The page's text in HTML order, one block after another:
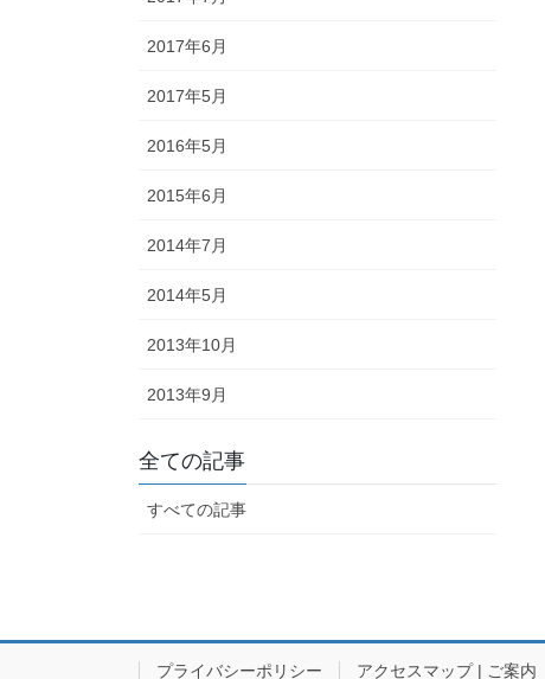
2017年6月
2017年5月
2016年5月
2015年6月
2014年7月
2014年5月
2013年10月
2013年9月
全ての記事
すべての記事
プライバシーポリシー アクセスマップ | ご案内